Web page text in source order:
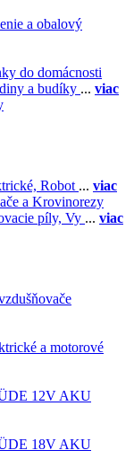
a obalový
do domácnosti
a budíky ... viac
Robot ... viac
a Krovinorezy
píly, Vy ... viac
a motorové
12V AKU
18V AKU